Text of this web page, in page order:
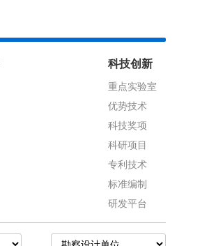
科技创新
重点实验室
优势技术
科技奖项
科研项目
专利技术
标准编制
研发平台